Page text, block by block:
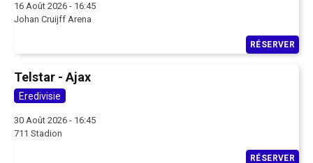
16 Août 2026 - 16:45
Johan Cruijff Arena
RÉSERVER
Telstar - Ajax
Eredivisie
30 Août 2026 - 16:45
711 Stadion
RÉSERVER